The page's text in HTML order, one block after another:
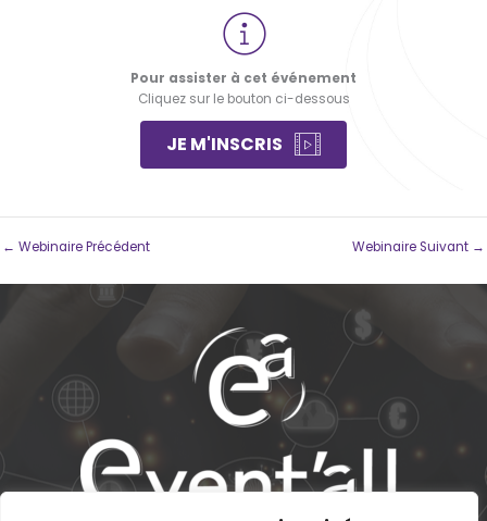
Pour assister à cet événement
Cliquez sur le bouton ci-dessous
JE M'INSCRIS
← Webinaire Précédent Webinaire Suivant →